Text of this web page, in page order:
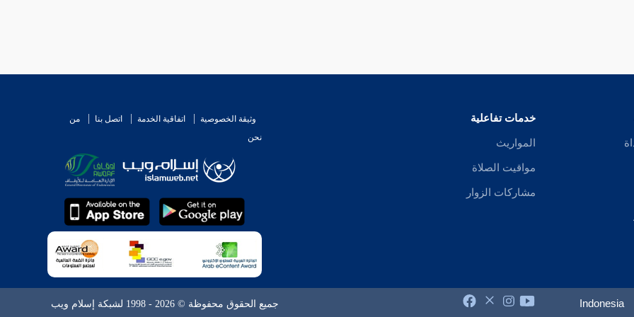
خدمات تفاعلية
المواريث
مواقيت الصلاة
مشاركات الزوار
وثيقة الخصوصية اتفاقية الخدمة اتصل بنا
من
نحن
Indonesia جميع الحقوق محفوظة © 2026 - 1998 لشبكة إسلام ويب